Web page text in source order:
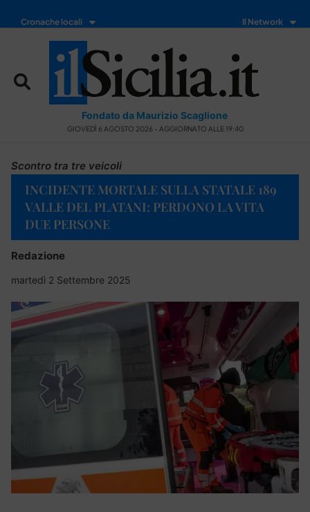
Cronache locali Il Network
Fondato da Maurizio Scaglione
GIOVEDÌ 6 AGOSTO 2026 - AGGIORNATO ALLE 19:40
Scontro tra tre veicoli
INCIDENTE MORTALE SULLA STATALE 189
VALLE DEL PLATANI: PERDONO LA VITA
DUE PERSONE
Redazione
martedì 2 Settembre 2025